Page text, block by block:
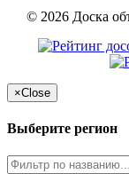
© 2026 Доска
×Close
Выберите регион